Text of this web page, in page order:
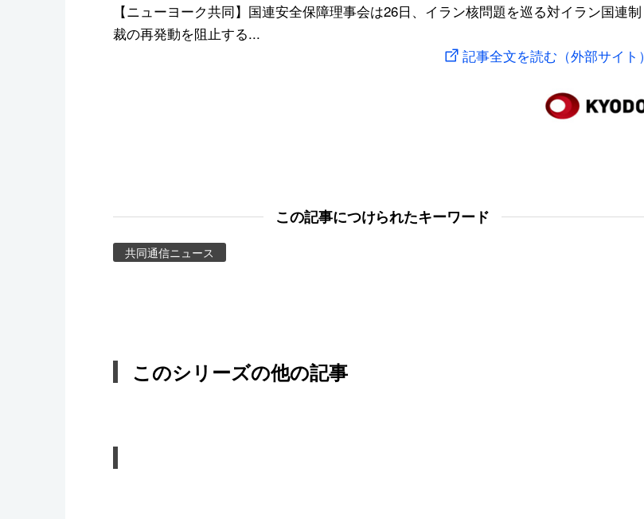
【ニューヨーク共同】国連安全保障理事会は26日、イラン核問題を巡る対イラン国連制
裁の再発動を阻止する...
記事全文を読む（外部サイト）
この記事につけられたキーワード
共同通信ニュース
このシリーズの他の記事